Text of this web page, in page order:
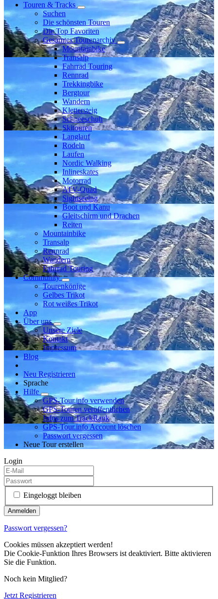
Touren & Tracks
Suchen
Die schönsten Touren
Die Top Favoriten
Gesamtes Tourenarchiv
Mountainbike
Transalp
Fahrrad Touring
Rennrad
Trekkingbike
Bergtour
Wandern
Klettersteig
Schneeschuh
Skitouren
Langlauf
Rodeln
Laufen
Nordic Walking
Inlineskates
Motorrad
ATV-Quad
Sightseeing
Boot und Kanu
Gleitschirm und Drachen
Reiten
Mountainbike
Transalp
Rennrad
Wandern
Fahrrad Touring
Community
Tourenkönige
Gelbes Trikot
Rot weißes Trikot
App
Über uns
Unsere Ziele
Kontakt
Impressum
Blog
Neu Registrieren
Sprache
Hilfe
GPS-Tour.info verwenden
GPS-Touren veröffentlichen
Infos zum TrackRank
GPS-Tour.info Account löschen
Passwort vergessen
Neue Tour erstellen
Login
Eingeloggt bleiben
Passwort vergessen?
Cookies müssen akzeptiert werden!
Die Cookie-Funktion Ihres Browsers ist deaktiviert. Bitte aktivieren
Sie die Funktion.
Noch kein Mitglied?
Jetzt Registrieren